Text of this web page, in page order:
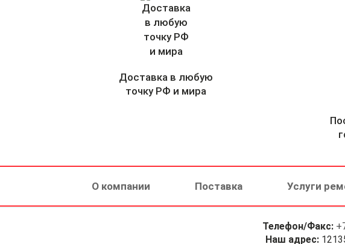
Доставка в любую
точку РФ и мира
О компании Поставка Услуги
Телефон/Факс:
Наш адрес: